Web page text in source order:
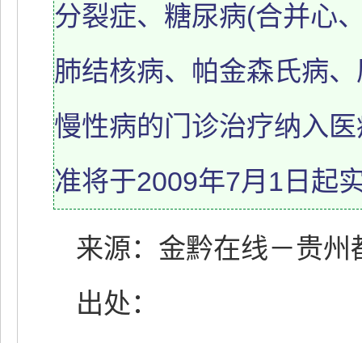
分裂症、糖尿病(合并心
肺结核病、帕金森氏病
慢性病的门诊治疗纳入
准将于2009年7月1日起
来源：金黔在线－贵
出处：